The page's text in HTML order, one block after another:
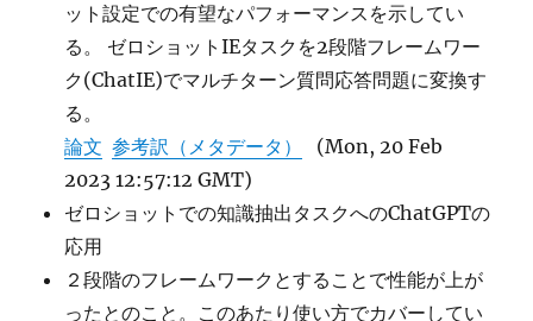
ット設定での有望なパフォーマンスを示してい
る。 ゼロショットIEタスクを2段階フレームワー
ク(ChatIE)でマルチターン質問応答問題に変換す
る。
論文 参考訳（メタデータ）
(Mon, 20 Feb
2023 12:57:12 GMT)
ゼロショットでの知識抽出タスクへのChatGPTの
応用
２段階のフレームワークとすることで性能が上が
ったとのこと。このあたり使い方でカバーしてい